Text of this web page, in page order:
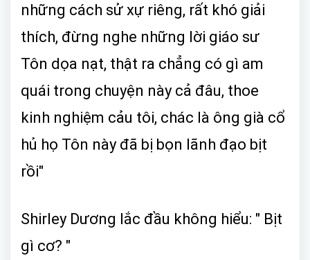
những cách sử xự riêng, rất khó giải
thích, đừng nghe những lời giáo sư
Tôn dọa nạt, thật ra chẳng có gì am
quái trong chuyện này cả đâu, thoe
kinh nghiệm cảu tôi, chác là ông già cổ
hủ họ Tôn này đã bị bọn lãnh đạo bịt
rồi"
Shirley Dương lắc đầu không hiểu: " Bịt
gì cơ? "